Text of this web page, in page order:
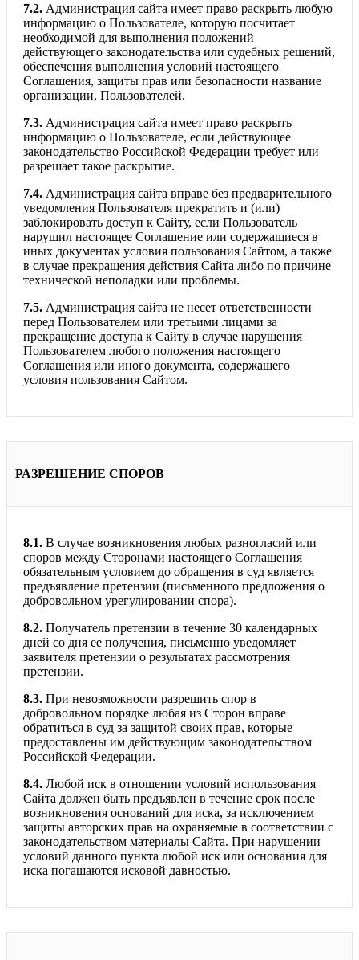
7.2. Администрация сайта имеет право раскрыть любую
информацию о Пользователе, которую посчитает
необходимой для выполнения положений
действующего законодательства или судебных решений,
обеспечения выполнения условий настоящего
Соглашения, защиты прав или безопасности название
организации, Пользователей.
7.3. Администрация сайта имеет право раскрыть
информацию о Пользователе, если действующее
законодательство Российской Федерации требует или
разрешает такое раскрытие.
7.4. Администрация сайта вправе без предварительного
уведомления Пользователя прекратить и (или)
заблокировать доступ к Сайту, если Пользователь
нарушил настоящее Соглашение или содержащиеся в
иных документах условия пользования Сайтом, а также
в случае прекращения действия Сайта либо по причине
технической неполадки или проблемы.
7.5. Администрация сайта не несет ответственности
перед Пользователем или третьими лицами за
прекращение доступа к Сайту в случае нарушения
Пользователем любого положения настоящего
Соглашения или иного документа, содержащего
условия пользования Сайтом.
РАЗРЕШЕНИЕ СПОРОВ
8.1. В случае возникновения любых разногласий или
споров между Сторонами настоящего Соглашения
обязательным условием до обращения в суд является
предъявление претензии (письменного предложения о
добровольном урегулировании спора).
8.2. Получатель претензии в течение 30 календарных
дней со дня ее получения, письменно уведомляет
заявителя претензии о результатах рассмотрения
претензии.
8.3. При невозможности разрешить спор в
добровольном порядке любая из Сторон вправе
обратиться в суд за защитой своих прав, которые
предоставлены им действующим законодательством
Российской Федерации.
8.4. Любой иск в отношении условий использования
Сайта должен быть предъявлен в течение срок после
возникновения оснований для иска, за исключением
защиты авторских прав на охраняемые в соответствии с
законодательством материалы Сайта. При нарушении
условий данного пункта любой иск или основания для
иска погашаются исковой давностью.